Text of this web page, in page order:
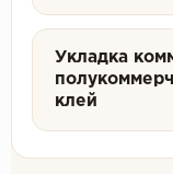
Укладка
клей